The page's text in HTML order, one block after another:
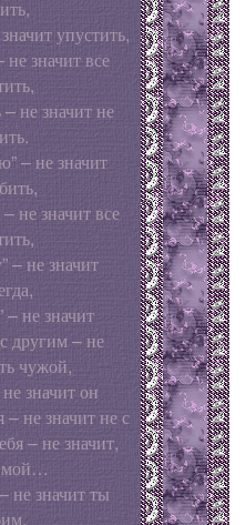
упустить,
значит все
не значит не
– не значит
не значит все
– не значит
не значит
другим – не
чужой,
значит он
не значит не с
– не значит,
мой…
не значит ты